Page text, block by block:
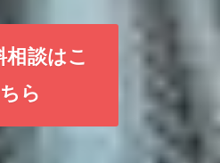
相談はこ
ちら